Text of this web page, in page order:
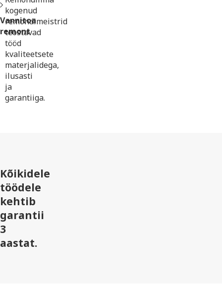
Vannitoa
remont
kogenud
remondimeistrid
teostavad
tööd
kvaliteetsete
materjalidega,
ilusasti
ja
garantiiga.
Kõikidele
töödele
kehtib
garantii
3
aastat.